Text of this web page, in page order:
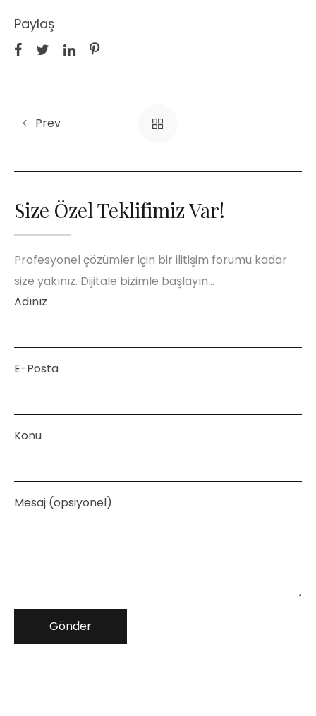
Paylaş
Prev
Size Özel Teklifimiz Var!
Profesyonel çözümler için bir ilitişim forumu kadar
size yakınız. Dijitale bizimle başlayın…
Adınız
E-Posta
Konu
Mesaj (opsiyonel)